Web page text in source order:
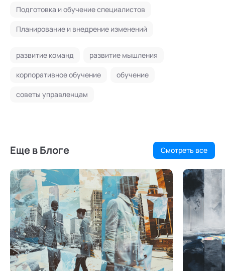
Подготовка и обучение специалистов
Планирование и внедрение изменений
развитие команд развитие мышления
корпоративное обучение обучение
советы управленцам
Еще в Блоге Смотреть все